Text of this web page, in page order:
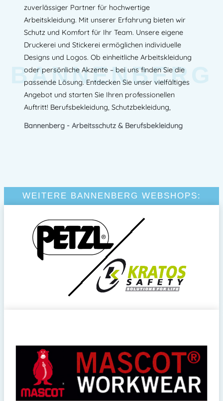
zuverlässiger Partner für hochwertige
Arbeitskleidung. Mit unserer Erfahrung bieten wir
Schutz und Komfort für Ihr Team. Unsere eigene
Druckerei und Stickerei ermöglichen individuelle
Designs und Logos. Ob einheitliche Arbeitskleidung
oder persönliche Akzente – bei uns finden Sie die
passende Lösung. Entdecken Sie unser vielfältiges
Angebot und starten Sie Ihren professionellen
Auftritt! Berufsbekleidung, Schutzbekleidung,
Bannenberg - Arbeitsschutz & Berufsbekleidung
BANNENBERG
WEITERE BANNENBERG WEBSHOPS: